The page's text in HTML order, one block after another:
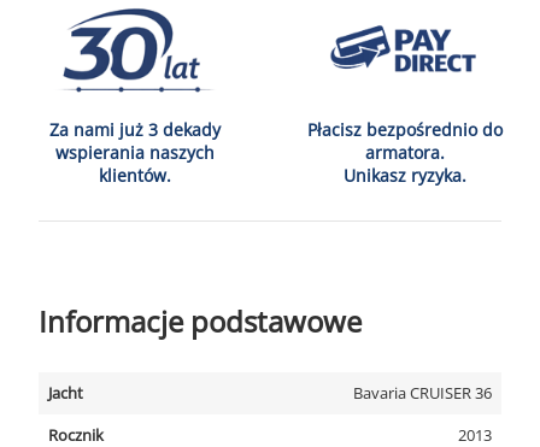
Za nami już 3 dekady
wspierania naszych
klientów.
Płacisz bezpośrednio do
armatora.
Unikasz ryzyka.
Informacje podstawowe
Jacht
Bavaria CRUISER 36
Rocznik
2013